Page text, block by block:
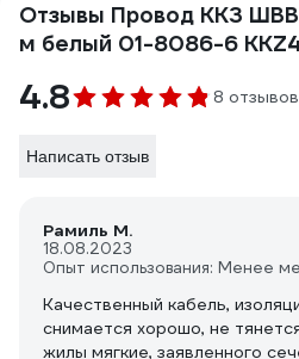
Отзывы Провод ККЗ
м белый 01-8086-6
4.8 8 отзывов
Написать отзыв
Рамиль М.
18.08.2023
Опыт использования: Менее
Качественный кабель,
снимается хорошо, не
жилы мягкие, заявленного